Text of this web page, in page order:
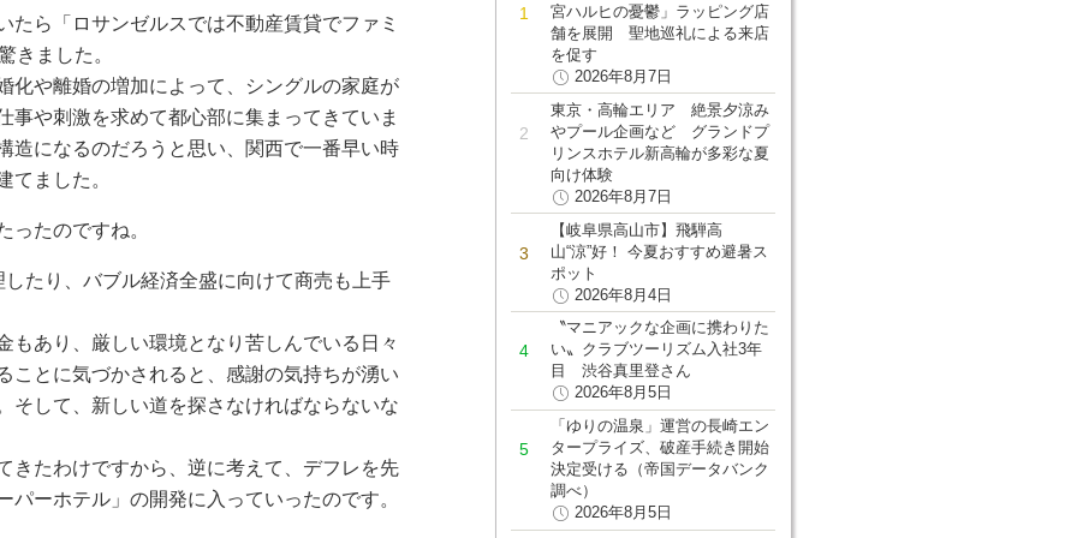
たら「ロサンゼルスでは不動産賃貸でファミ
きました。
や離婚の増加によって、シングルの家庭が
事や刺激を求めて都心部に集まってきていま
造になるのだろうと思い、関西で一番早い時
てました。
ったのですね。
たり、バブル経済全盛に向けて商売も上手
あり、厳しい環境となり苦しんでいる日々
ことに気づかされると、感謝の気持ちが湧い
そして、新しい道を探さなければならないな
たわけですから、逆に考えて、デフレを先
ーホテル」の開発に入っていったのです。
宮ハルヒの憂鬱」ラッピング店
舗を展開 聖地巡礼による来店
を促す
2026年8月7日
東京・高輪エリア 絶景夕涼み
やプール企画など グランドプ
リンスホテル新高輪が多彩な夏
向け体験
2026年8月7日
【岐阜県高山市】飛騨高
山“涼”好！ 今夏おすすめ避暑ス
ポット
2026年8月4日
〝マニアックな企画に携わりた
い〟クラブツーリズム入社3年
目 渋谷真里登さん
2026年8月5日
「ゆりの温泉」運営の長崎エン
タープライズ、破産手続き開始
決定受ける（帝国データバンク
調べ）
2026年8月5日